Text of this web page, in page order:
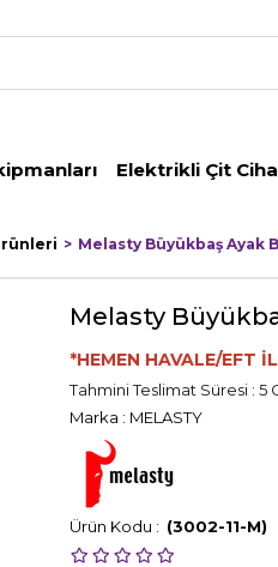
Elektrikli Çit
Melasty Büyükbaş Ayak
Melasty
*HEMEN HAVALE/EFT
Tahmini Teslimat Süresi : 5
Marka : MELASTY
(3002-11-M)